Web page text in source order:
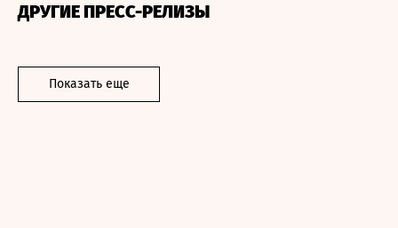
ДРУГИЕ ПРЕСС-РЕЛИЗЫ
Показать еще